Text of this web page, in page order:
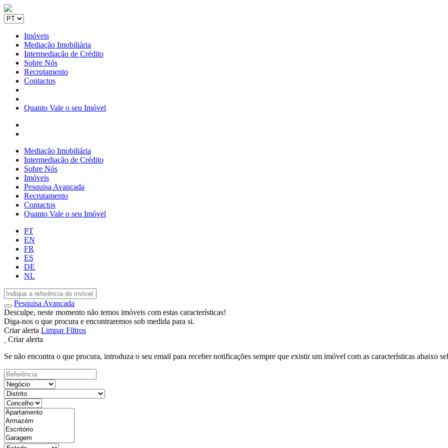
Imóveis
Mediação Imobiliária
Intermediação de Crédito
Sobre Nós
Recrutamento
Contactos
Quanto Vale o seu Imóvel
Mediação Imobiliária
Intermediação de Crédito
Sobre Nós
Imóveis
Pesquisa Avançada
Recrutamento
Contactos
Quanto Vale o seu Imóvel
PT
EN
FR
ES
DE
NL
Pesquisa Avançada
Desculpe, neste momento não temos imóveis com estas características!
Diga-nos o que procura e encontraremos sob medida para si.
Criar alerta Limpar Filtros
Criar alerta
Se não encontra o que procura, introduza o seu email para receber notificações sempre que existir um imóvel com as características abaixo